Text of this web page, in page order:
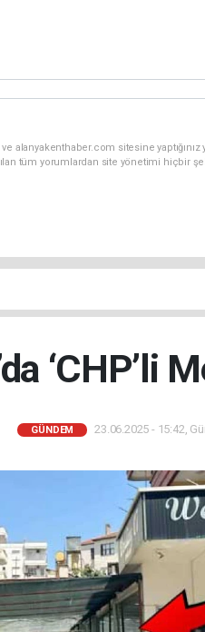
alanyakenthaber.com sitesine
tüm yorumlardan site yönetimi hiçbir
‘CHP’li
GÜNDEM 23.06.2025 - 15:42,